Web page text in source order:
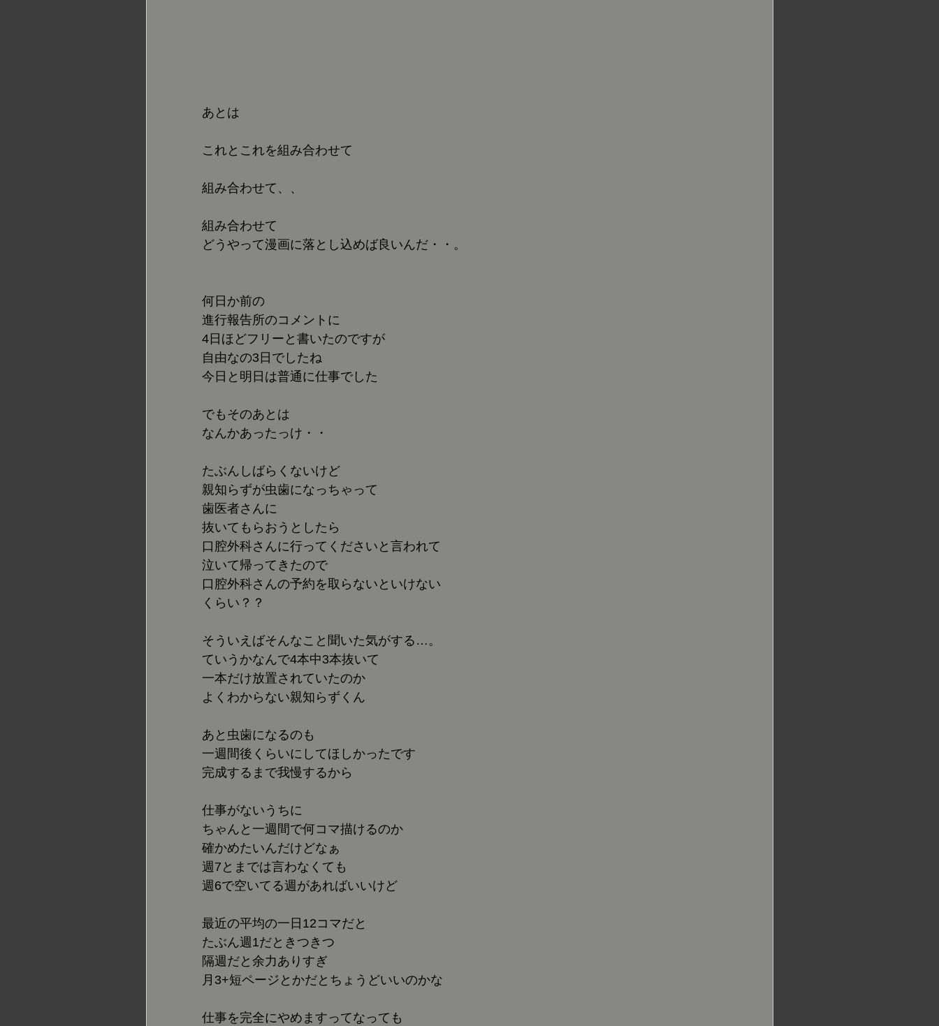
あとは
これとこれを組み合わせて
組み合わせて、、
組み合わせて
どうやって漫画に落とし込めば良いんだ・・。
何日か前の
進行報告所のコメントに
4日ほどフリーと書いたのですが
自由なの3日でしたね
今日と明日は普通に仕事でした
でもそのあとは
なんかあったっけ・・
たぶんしばらくないけど
親知らずが虫歯になっちゃって
歯医者さんに
抜いてもらおうとしたら
口腔外科さんに行ってくださいと言われて
泣いて帰ってきたので
口腔外科さんの予約を取らないといけない
くらい？？
そういえばそんなこと聞いた気がする…。
ていうかなんで4本中3本抜いて
一本だけ放置されていたのか
よくわからない親知らずくん
あと虫歯になるのも
一週間後くらいにしてほしかったです
完成するまで我慢するから
仕事がないうちに
ちゃんと一週間で何コマ描けるのか
確かめたいんだけどなぁ
週7とまでは言わなくても
週6で空いてる週があればいいけど
最近の平均の一日12コマだと
たぶん週1だときつきつ
隔週だと余力ありすぎ
月3+短ページとかだとちょうどいいのかな
仕事を完全にやめますってなっても